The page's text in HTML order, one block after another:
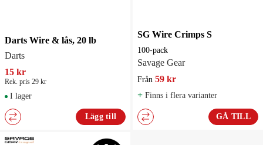
Darts Wire & lås, 20 lb
Darts
15 kr
Rek. pris 29 kr
I lager
Lägg till
SG Wire Crimps S
100-pack
Savage Gear
Från 59 kr
+ Finns i flera varianter
GÅ TILL